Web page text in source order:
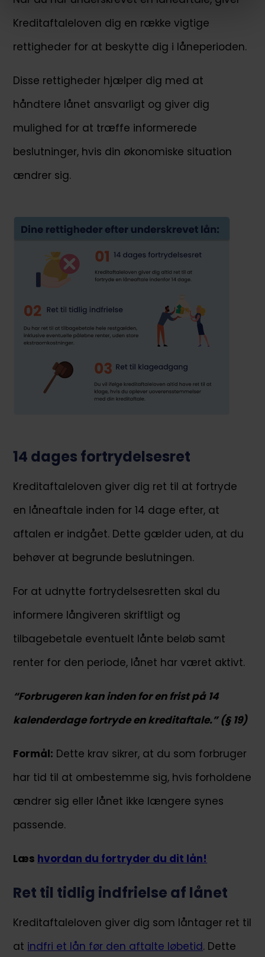
Kreditaftaleloven dig en række vigtige
rettigheder for at beskytte dig i låneperioden.
Disse rettigheder hjælper dig med at
håndtere lånet ansvarligt og giver dig
mulighed for at træffe informerede
beslutninger, hvis din økonomiske situation
ændrer sig.
14 dages fortrydelsesret
Kreditaftaleloven giver dig ret til at fortryde
en låneaftale inden for 14 dage efter, at
aftalen er indgået. Dette gælder uden, at du
behøver at begrunde beslutningen.
For at udnytte fortrydelsesretten skal du
informere långiveren skriftligt og
tilbagebetale eventuelt lånte beløb samt
renter for den periode, lånet har været aktivt.
“Forbrugeren kan inden for en frist på 14
kalenderdage fortryde en kreditaftale.” (§ 19)
Formål: Dette krav sikrer, at du som forbruger
har tid til at ombestemme sig, hvis forholdene
ændrer sig eller lånet ikke længere synes
passende.
Læs hvordan du fortryder du dit lån!
Ret til tidlig indfrielse af lånet
Kreditaftaleloven giver dig som låntager ret til
at indfri et lån før den aftalte løbetid. Dette